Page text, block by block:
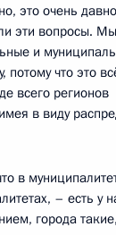
это очень
эти вопросы.
и
потому что это
всего регионов
в виду
в
– есть у
города